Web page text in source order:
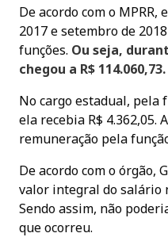
De acordo com o
2017 e setembro de
funções. Ou seja,
chegou a R$ 114.060,73.
No cargo estadual, pela
ela recebia R$ 4.362,05.
remuneração pela
De acordo com o órgão,
valor integral do salário
Sendo assim, não
que ocorreu.